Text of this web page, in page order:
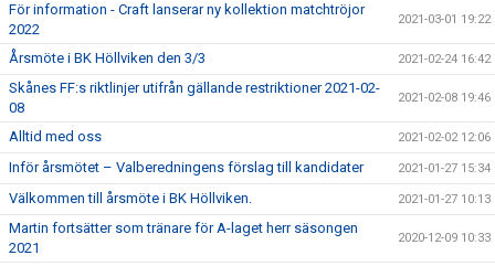
För information - Craft lanserar ny kollektion matchtröjor
2022
2021-03-01 19:22
Årsmöte i BK Höllviken den 3/3 2021-02-24 16:42
Skånes FF:s riktlinjer utifrån gällande restriktioner 2021-02-
08
2021-02-08 19:46
Alltid med oss 2021-02-02 12:06
Inför årsmötet – Valberedningens förslag till kandidater 2021-01-27 15:34
Välkommen till årsmöte i BK Höllviken. 2021-01-27 10:13
Martin fortsätter som tränare för A-laget herr säsongen
2021
2020-12-09 10:33